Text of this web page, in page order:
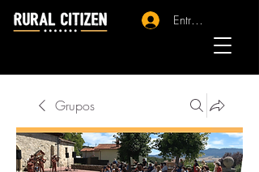
Entrar - Registro
Grupos